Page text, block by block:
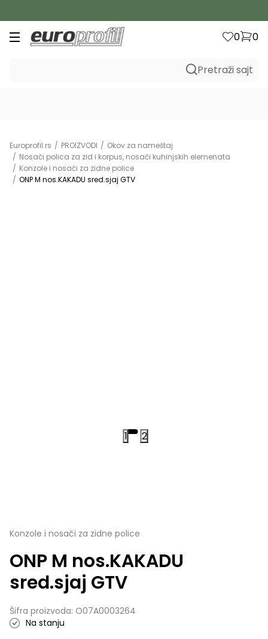
Pretraži sajt
0 0
Europrofil.rs PROIZVODI
Okov za nameštaj
Nosači polica za zid i korpus, nosači kuhinjskih elemenata
Konzole i nosači za zidne police
ONP M nos.KAKADU sred.sjaj GTV
1 2
Konzole i nosači za zidne police
ONP M nos.KAKADU
sred.sjaj GTV
Šifra proizvoda: O07A0003264
Na stanju